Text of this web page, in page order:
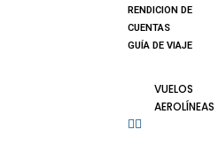
RENDICION DE
CUENTAS
GUÍA DE VIAJE
VUELOS
AEROLÍNEAS